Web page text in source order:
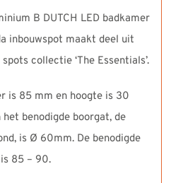
B DUTCH LED badkamer
inbouwspot maakt deel uit
collectie ‘The Essentials’.
is 85 mm en hoogte is 30
benodigde boorgat, de
is Ø 60mm. De benodigde
85 – 90.